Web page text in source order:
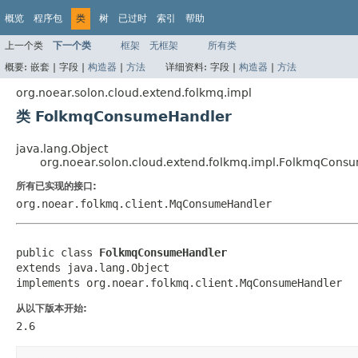
概览 程序包 类 树 已过时 索引 帮助
上一个类 下一个类 框架 无框架
所有类
概要: 嵌套 | 字段 | 构造器 | 方法 详细资料: 字段 | 构造器 | 方法
org.noear.solon.cloud.extend.folkmq.impl
类 FolkmqConsumeHandler
java.lang.Object
所有已实现的接口:
org.noear.folkmq.client.MqConsumeHandler
public class FolkmqConsumeHandler
extends java.lang.Object
implements org.noear.folkmq.client.MqConsumeHandler
从以下版本开始:
2.6